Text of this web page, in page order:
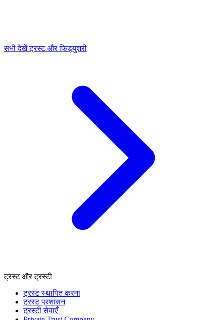
सभी देखें ट्रस्ट और फिड्युशरी
ट्रस्ट और ट्रस्टी
ट्रस्ट स्थापित करना
ट्रस्ट प्रशासन
ट्रस्टी सेवाएँ